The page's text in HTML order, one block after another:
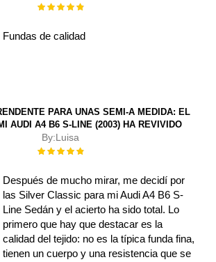
Rating:
Fundas de calidad
PARA UNAS SEMI-A MEDIDA: EL
AUDI A4 B6 S-LINE (2003) HA REVIVIDO
By:Luisa
Rating:
Después de mucho mirar, me decidí por
las Silver Classic para mi Audi A4 B6 S-
Line Sedán y el acierto ha sido total. Lo
primero que hay que destacar es la
calidad del tejido: no es la típica funda fina,
tienen un cuerpo y una resistencia que se